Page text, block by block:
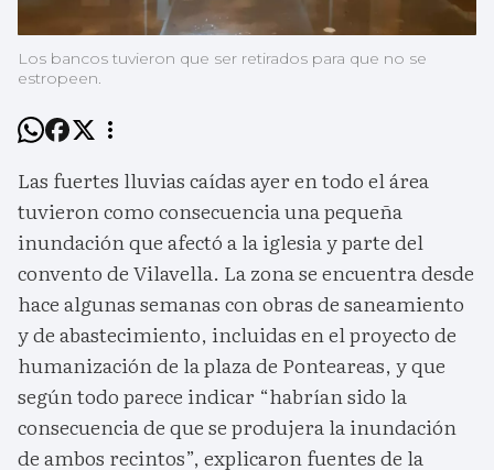
Los bancos tuvieron que ser retirados para que no se
estropeen.
Las fuertes lluvias caídas ayer en todo el área
tuvieron como consecuencia una pequeña
inundación que afectó a la iglesia y parte del
convento de Vilavella. La zona se encuentra desde
hace algunas semanas con obras de saneamiento
y de abastecimiento, incluidas en el proyecto de
humanización de la plaza de Ponteareas, y que
según todo parece indicar “habrían sido la
consecuencia de que se produjera la inundación
de ambos recintos”, explicaron fuentes de la